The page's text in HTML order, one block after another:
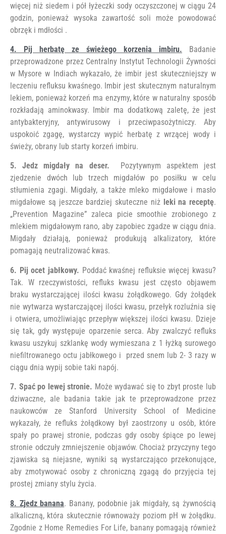
więcej niż siedem i pół łyżeczki sody oczyszczonej w ciągu 24
godzin, ponieważ wysoka zawartość soli może powodować
obrzęk i mdłości .
4. Pij herbatę ze świeżego korzenia imbiru. Badanie
przeprowadzone przez Centralny Instytut Technologii Żywności
w Mysore w Indiach wykazało, że imbir jest skuteczniejszy w
leczeniu refluksu kwaśnego. Imbir jest skutecznym naturalnym
lekiem, ponieważ korzeń ma enzymy, które w naturalny sposób
rozkładają aminokwasy. Imbir ma dodatkową zaletę, że jest
antybakteryjny, antywirusowy i przeciwpasożytniczy. Aby
uspokoić zgagę, wystarczy wypić herbatę z wrzącej wody i
świeży, obrany lub starty korzeń imbiru.
5. Jedz migdały na deser. Pozytywnym aspektem jest
zjedzenie dwóch lub trzech migdałów po posiłku w celu
stłumienia zgagi. Migdały, a także mleko migdałowe i masło
migdałowe są jeszcze bardziej skuteczne niżleki na receptę.
„Prevention Magazine” zaleca picie smoothie zrobionego z
mlekiem migdałowym rano, aby zapobiec zgadze w ciągu dnia.
Migdały działają, ponieważ produkują alkalizatory, które
pomagają neutralizować kwas.
6. Pij ocet jabłkowy. Poddać kwaśnej refluksie więcej kwasu?
Tak. W rzeczywistości, refluks kwasu jest często objawem
braku wystarczającej ilości kwasu żołądkowego. Gdy żołądek
nie wytwarza wystarczającej ilości kwasu, przełyk rozluźnia się
i otwiera, umożliwiając przepływ większej ilości kwasu. Dzieje
się tak, gdy występuje oparzenie serca. Aby zwalczyć refluks
kwasu uszykuj szklankę wody wymieszana z 1 łyżką surowego
niefiltrowanego octu jabłkowego i przed snem lub 2- 3 razy w
ciągu dnia wypij sobie taki napój.
7. Spać po lewej stronie. Może wydawać się to zbyt proste lub
dziwaczne, ale badania takie jak te przeprowadzone przez
naukowców ze Stanford University School of Medicine
wykazały, że refluks żołądkowy był zaostrzony u osób, które
spały po prawej stronie, podczas gdy osoby śpiące po lewej
stronie odczuły zmniejszenie objawów. Chociaż przyczyny tego
zjawiska są niejasne, wyniki są wystarczająco przekonujące,
aby zmotywować osoby z chroniczną zgagą do przyjęcia tej
prostej zmiany stylu życia.
8. Zjedz banana. Banany, podobnie jak migdały, są żywnością
alkaliczną, która skutecznie równoważy poziom pH w żołądku.
Zgodnie z Home Remedies For Life, banany pomagają również